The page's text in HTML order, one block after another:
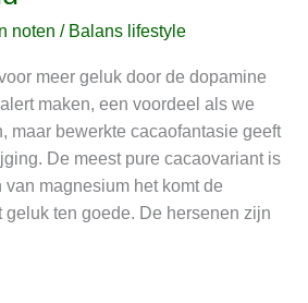
noten / Balans lifestyle
meer geluk door de dopamine
maken, een voordeel als we
maar bewerkte cacaofantasie geeft
De meest pure cacaovariant is
magnesium het komt de
ten goede. De hersenen zijn